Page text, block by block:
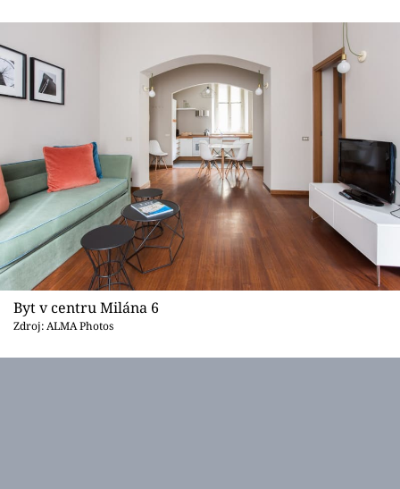
Byt v centru Milána 6
Zdroj: ALMA Photos